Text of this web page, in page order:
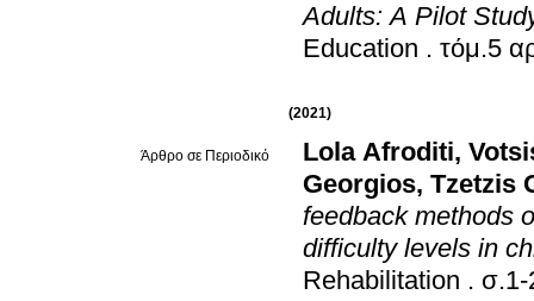
Adults: A Pilot
Education .
(2021)
Άρθρο σε Περιοδικό Lola Afroditi,
Georgios, Tzetzis
feedback methods
difficulty levels in
Rehabilitation . σ.1-